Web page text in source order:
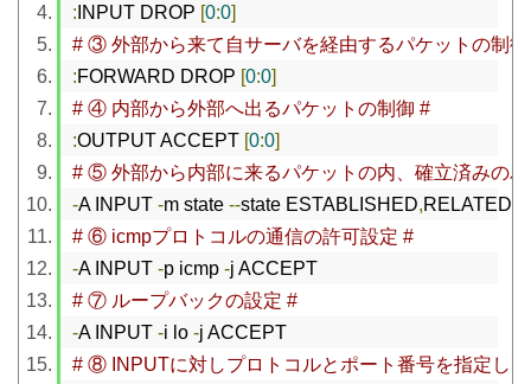
: INPUT DROP [0:0]
# ③ 外部から来て自サーバを経由するパケットの制
:FORWARD DROP [0:0]
# ④ 内部から外部へ出るパケットの制御 #
:OUTPUT ACCEPT [0:0]
# ⑤ 外部から内部に来るパケットの内、確立済みの
-A INPUT -m state --state ESTABLISHED,RELATED
# ⑥ icmpプロトコルの通信の許可設定 #
-A INPUT -p icmp -j ACCEPT
# ⑦ ループバックの設定 #
-A INPUT -i lo -j ACCEPT
# ⑧ INPUTに対しプロトコルとポート番号を指定し